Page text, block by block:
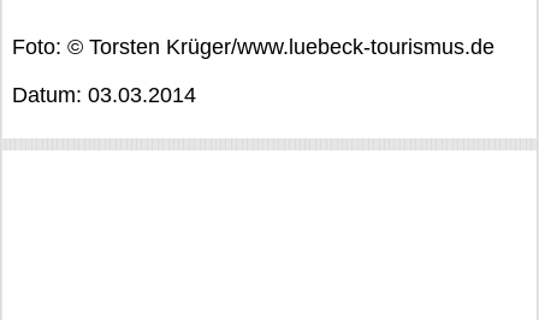
Foto: © Torsten Krüger/www.luebeck-tourismus.de
Datum: 03.03.2014